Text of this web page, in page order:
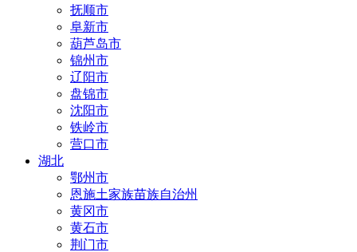
抚顺市
阜新市
葫芦岛市
锦州市
辽阳市
盘锦市
沈阳市
铁岭市
营口市
湖北
鄂州市
恩施土家族苗族自治州
黄冈市
黄石市
荆门市